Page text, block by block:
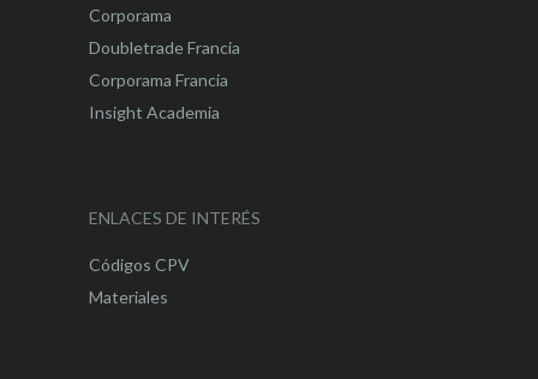
Corporama
Doubletrade Francia
Corporama Francia
Insight Academia
ENLACES DE INTERÉS
Códigos CPV
Materiales